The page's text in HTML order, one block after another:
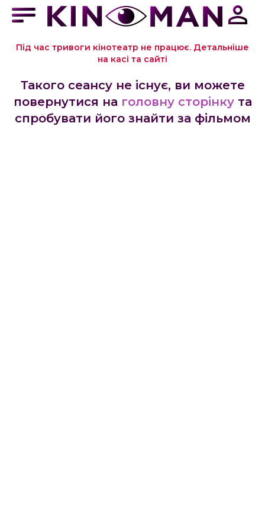
Під час тривоги кінотеатр не працює. Детальніше
на касі та сайті
Такого сеансу не існує, ви можете
повернутися на головну сторінку та
спробувати його знайти за фільмом